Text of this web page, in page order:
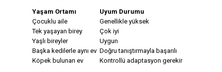
Yaşam Ortamı
Uyum Durumu
Çocuklu aile
Genellikle yüksek
Tek yaşayan birey
Çok iyi
Yaşlı bireyler
Uygun
Başka kedilerle aynı ev Doğru tanıştırmayla başarılı
Köpek bulunan ev
Kontrollü adaptasyon gerekir